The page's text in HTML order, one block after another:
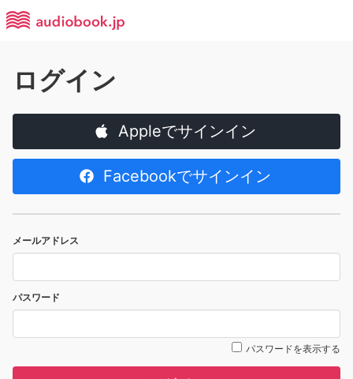
ログイン
Appleでサインイン
Facebookでサインイン
メールアドレス
パスワード
パスワードを表示する